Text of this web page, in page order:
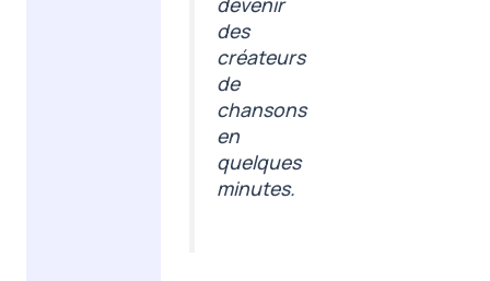
des
créateurs
de
chansons
en
quelques
minutes.